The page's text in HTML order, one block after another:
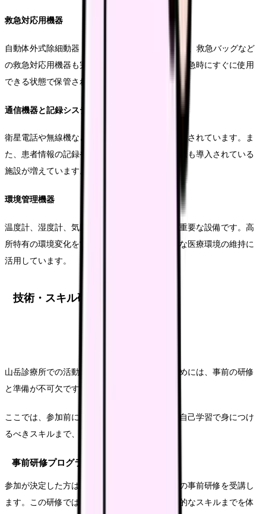
救急対応用機器
自動体外式除細動器（AED）、携帯型酸素ボンベ、救急バッグなど
の救急対応用機器も完備しています。これらは緊急時にすぐに使用
できる状態で保管されています。
通信機器と記録システム
衛星電話や無線機など、緊急時の通信手段が確保されています。ま
た、患者情報の記録や管理のための電子システムも導入されている
施設が増えています。
環境管理機器
温度計、湿度計、気圧計などの環境測定機器も重要な設備です。高
所特有の環境変化を常時モニタリングし、適切な医療環境の維持に
活用しています。
技術・スキル研修の詳細
山岳診療所での活動を安全かつ効果的に行うためには、事前の研修
と準備が不可欠です。
ここでは、参加前に受講する研修の内容から、自己学習で身につけ
るべきスキルまで、詳しくご説明します。
事前研修プログラムの内容
参加が決定した方は、通常2日間から1週間程度の事前研修を受講し
ます。この研修では、山岳医療の基礎から実践的なスキルまでを体